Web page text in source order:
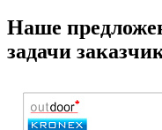
Наше
задачи